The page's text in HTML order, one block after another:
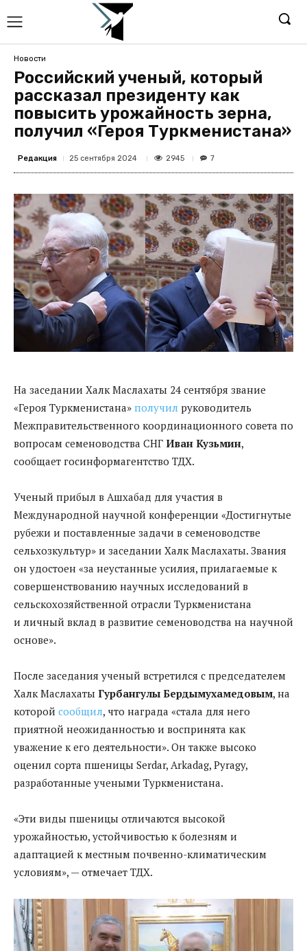
Новости
Российский ученый, который
рассказал президенту как
повысить урожайность зерна,
получил «Героя Туркменистана»
Редакция 25 сентября 2024 2945 7
На заседании Халк Маслахаты 24 сентября звание
«Героя Туркменистана» получил руководитель
Межправительственного координационного совета по
вопросам семеноводства СНГ Иван Кузьмин,
сообщает госинформагентство ТДХ.
Ученый прибыл в Ашхабад для участия в
Международной научной конференции «Достигнутые
рубежи и поставленные задачи в семеноводстве
сельхозкультур» и заседании Халк Маслахаты. Звания
он удостоен «за неустанные усилия, прилагаемые к
совершенствованию научных исследований в
сельскохозяйственной отрасли Туркменистана
и личный вклад в развитие семеноводства на научной
основе».
После заседания ученый встретился с председателем
Халк Маслахаты Гурбангулы Бердымухамедовым, на
которой сообщил, что награда «стала для него
приятной неожиданностью и воспринята как
уважение к его деятельности». Он также высоко
оценил сорта пшеницы Serdar, Arkadag, Pyragy,
разработанные учеными Туркменистана.
«Эти виды пшеницы отличаются высокой
урожайностью, устойчивостью к болезням и
адаптацией к местным почвенно-климатическим
условиям», — отмечает ТДХ.